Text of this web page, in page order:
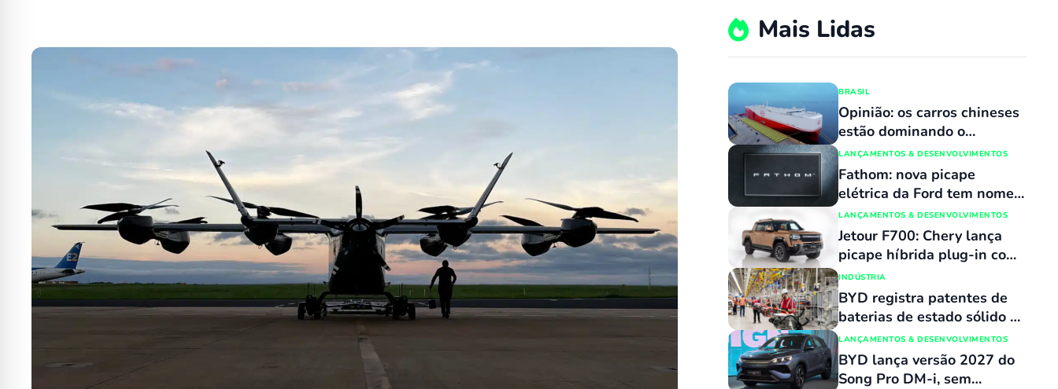
Mais Lidas
BRASIL
Opinião: os carros chineses
estão dominando o
mercado porque
simplesmente não têm
concorrentes
LANÇAMENTOS & DESENVOLVIMENTOS
Fathom: nova picape
elétrica da Ford tem nome
revelado e custará o mesmo
que uma Maverick
LANÇAMENTOS & DESENVOLVIMENTOS
Jetour F700: Chery lança
picape híbrida plug-in com
capacidade de atravessar
trechos alagados de até 90
cm
INDÚSTRIA
BYD registra patentes de
baterias de estado sólido e
mira produção para ano que
vem
LANÇAMENTOS & DESENVOLVIMENTOS
BYD lança versão 2027 do
Song Pro DM-i, sem